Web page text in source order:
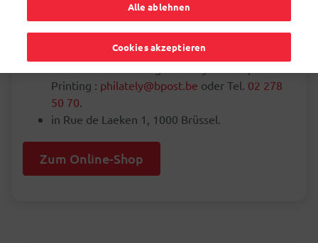
Das komplette Angebot an selbstklebenden und
Online-Shop.
Printing : philately@bpost.be oder Tel. 02 278
50 70.
in Rue de Laeken 1, 1000 Brüssel.
Zum Online-Shop
Alle ablehnen
Cookies akzeptieren